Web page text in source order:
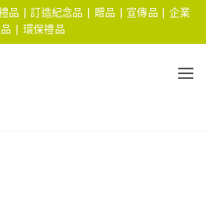
品 | 訂造紀念品 | 贈品 | 宣傳品 | 企業
| 環保禮品